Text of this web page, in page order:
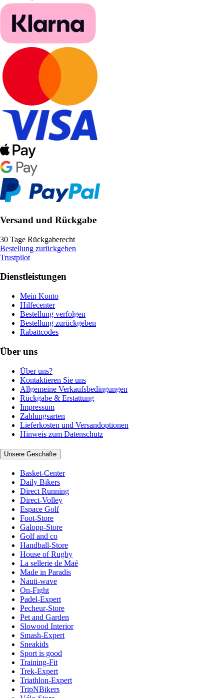
Versand und Rückgabe
30 Tage Rückgaberecht
Bestellung zurückgeben
Trustpilot
Dienstleistungen
Mein Konto
Hilfecenter
Bestellung verfolgen
Bestellung zurückgeben
Rabattcodes
Über uns
Über uns?
Kontaktieren Sie uns
Allgemeine Verkaufsbedingungen
Rückgabe & Erstattung
Impressum
Zahlungsarten
Lieferkosten und Versandoptionen
Hinweis zum Datenschutz
Unsere Geschäfte
Basket-Center
Daily Bikers
Direct Running
Direct-Volley
Espace Golf
Foot-Store
Galopp-Store
Golf and co
Handball-Store
House of Rugby
La sellerie de Maé
Made in Paradis
Nauti-wave
On-Fight
Padel-Expert
Pecheur-Store
Pet and Garden
Slowood Interior
Smash-Expert
Sneakids
Sport is good
Training-Fit
Trek-Expert
Triathlon-Expert
TripNBikers